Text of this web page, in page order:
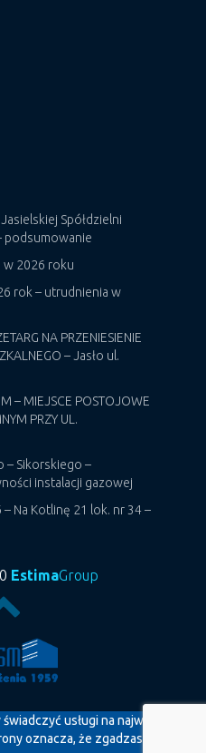
Spółdzielni
podsumowanie
w 2026 roku
rok – utrudnienia w
NA PRZENIESIENIE
– Jasło ul.
– MIEJSCE POSTOJOWE
PRZY UL.
– Sikorskiego –
instalacji gazowej
Na Kotlinę 21 lok. nr 34 –
EstimaGroup
usługi na najwyższym
oznacza, że zgadzasz się na ich